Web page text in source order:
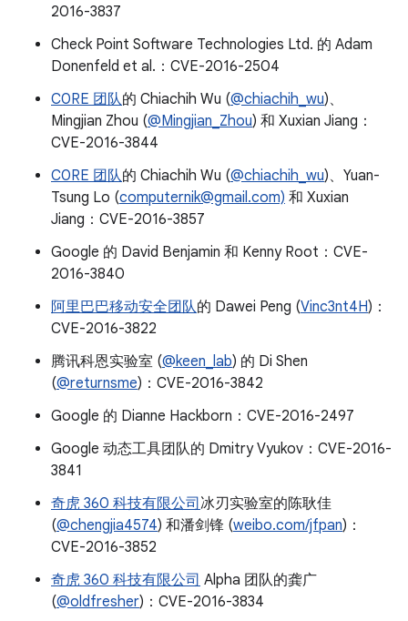
2016-3837
Check Point Software Technologies Ltd. 的 Adam
Donenfeld et al.：CVE-2016-2504
C0RE 团队的 Chiachih Wu (@chiachih_wu)、
Mingjian Zhou (@Mingjian_Zhou) 和 Xuxian Jiang：
CVE-2016-3844
C0RE 团队的 Chiachih Wu (@chiachih_wu)、Yuan-
Tsung Lo (computernik@gmail.com) 和 Xuxian
Jiang：CVE-2016-3857
Google 的 David Benjamin 和 Kenny Root：CVE-
2016-3840
阿里巴巴移动安全团队的 Dawei Peng (Vinc3nt4H)：
CVE-2016-3822
腾讯科恩实验室 (@keen_lab) 的 Di Shen
(@returnsme)：CVE-2016-3842
Google 的 Dianne Hackborn：CVE-2016-2497
Google 动态工具团队的 Dmitry Vyukov：CVE-2016-
3841
奇虎 360 科技有限公司 冰刃实验室的陈耿佳
(@chengjia4574) 和潘剑锋 (weibo.com/jfpan)：
CVE-2016-3852
奇虎 360 科技有限公司 Alpha 团队的龚广
(@oldfresher)：CVE-2016-3834